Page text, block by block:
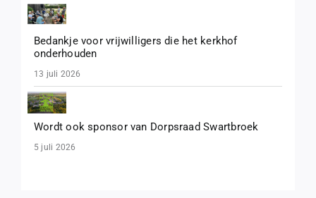
Bedankje voor vrijwilligers die het kerkhof
onderhouden
13 juli 2026
Wordt ook sponsor van Dorpsraad Swartbroek
5 juli 2026